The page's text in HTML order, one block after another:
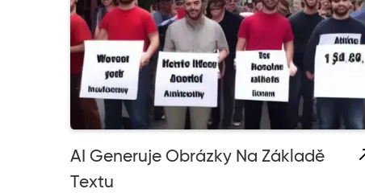
AI Generuje Obrázky Na Základě
Textu